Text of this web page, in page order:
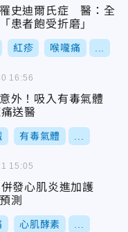
史迪爾氏症 醫：全
患者飽受折磨」
紅疹 喉嚨痛
外！吸入有毒氣體
送醫
有毒氣體
16:56
併發心肌炎進加護
測
心肌酵素
15:05